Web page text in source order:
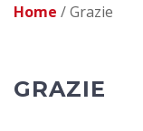
Home /Grazie
GRAZIE